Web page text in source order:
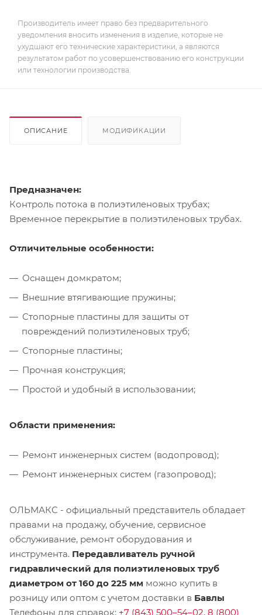
Производитель имеет право без предварительного
уведомления вносить изменения в изделие, которые не
ухудшают его технические характеристики, а являются
результатом работ по усовершенствованию его конструкции
или технологии производства.
ОПИСАНИЕ МОДИФИКАЦИИ
Предназначен:
Контроль потока в полиэтиленовых трубах;
Временное перекрытие в полиэтиленовых трубах.
Отличительные особенности:
Оснащен домкратом;
Внешние втягивающие пружины;
Стопорные пластины для защиты от
повреждений полиэтиленовых труб;
Стопорные пластины;
Прочная конструкция;
Простой и удобный в использовании;
Области применения:
Ремонт инженерных систем (водопровод);
Ремонт инженерных систем (газопровод);
ОЛЬМАКС - официальный представитель обладает
правами на продажу, обучение, сервисное
обслуживание, ремонт оборудования и
инструмента. Передавливатель ручной
гидравлический для полиэтиленовых труб
диаметром от 160 до 225 мм можно купить в
розницу или оптом с учетом доставки в Бавлы
Телефоны для справок: +7 (843) 500–54–02, 8 (800)